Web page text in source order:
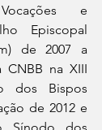
e
Episcopal
de 2007 a
CNBB na XIII
dos Bispos
de 2012 e